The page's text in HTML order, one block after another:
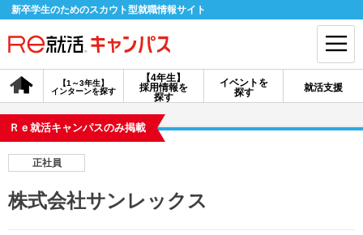
新卒学生のためのスカウト型就職情報サイト
【4年生】
採用情報を
探す
【1～3年生】
インターンを探す
イベントを
探す
就活支援
会員登録 ログイン
探す
Ｒｅ就活キャンパスのみ掲載
正社員
株式会社サンレックス